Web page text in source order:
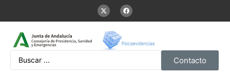
Contacto